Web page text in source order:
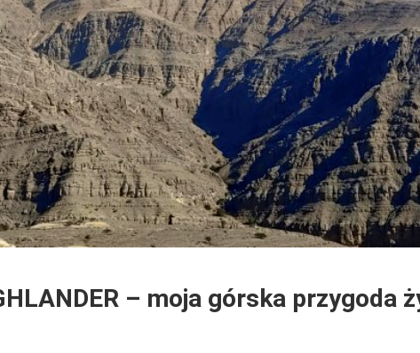
– moja górska przygoda